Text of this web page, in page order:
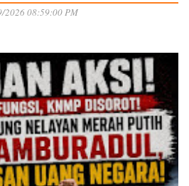
2026 08:59:00 PM